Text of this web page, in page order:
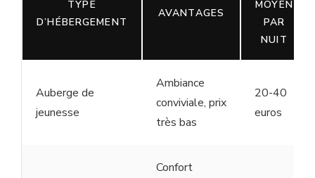
TYPE
D’HÉBERGEMENT
AVANTAGES
MOYEN
PAR
NUIT
Auberge de
jeunesse
Ambiance
conviviale, prix
très bas
20-40
euros
Confort